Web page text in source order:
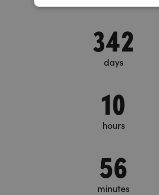
342
days
10
hours
56
minutes